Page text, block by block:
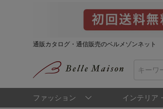
通販カタログ・通信販売のベルメゾンネット
ファッション インテリア